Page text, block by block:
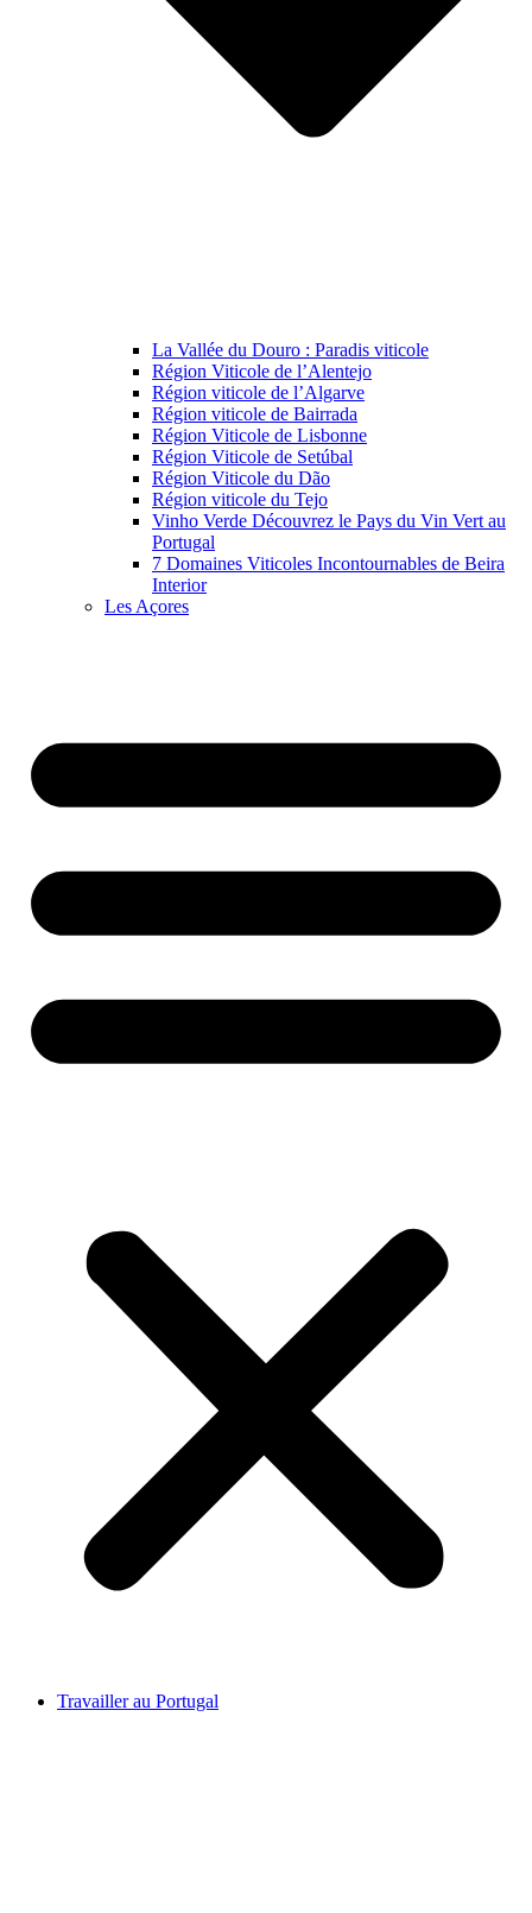
La Vallée du Douro : Paradis viticole
Région Viticole de l’Alentejo
Région viticole de l’Algarve
Région viticole de Bairrada
Région Viticole de Lisbonne
Région Viticole de Setúbal
Région Viticole du Dão
Région viticole du Tejo
Vinho Verde Découvrez le Pays du Vin Vert au
Portugal
7 Domaines Viticoles Incontournables de Beira
Interior
Les Açores
Travailler au Portugal